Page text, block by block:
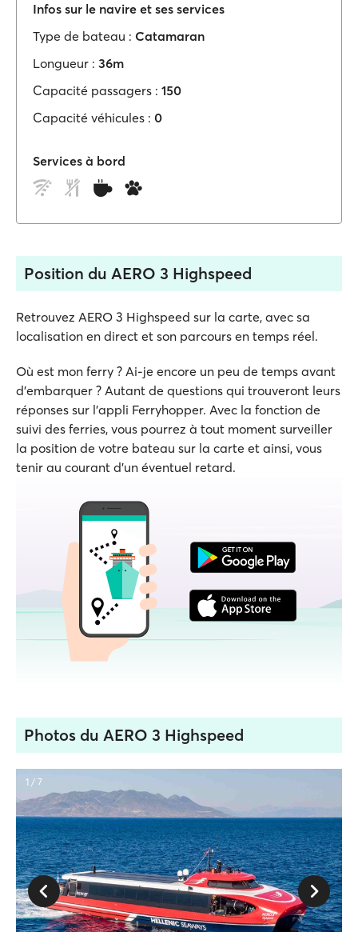
Infos sur le navire et ses services
Type de bateau : Catamaran
Longueur : 36m
Capacité passagers : 150
Capacité véhicules : 0
Services à bord
Position du AERO 3 Highspeed
Retrouvez AERO 3 Highspeed sur la carte, avec sa
localisation en direct et son parcours en temps réel.
Où est mon ferry ? Ai-je encore un peu de temps avant
d'embarquer ? Autant de questions qui trouveront leurs
réponses sur l'appli Ferryhopper. Avec la fonction de
suivi des ferries, vous pourrez à tout moment surveiller
la position de votre bateau sur la carte et ainsi, vous
tenir au courant d'un éventuel retard.
Photos du AERO 3 Highspeed
1 / 7